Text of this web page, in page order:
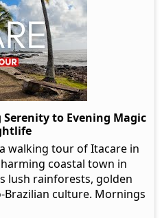
to Evening Magic
walking tour of Itacare in
coastal town in
lush rainforests, golden
Brazilian culture. Mornings